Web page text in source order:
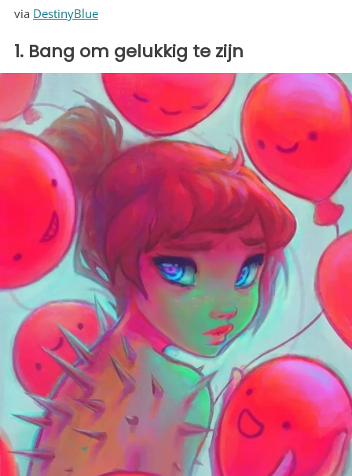
via DestinyBlue
1. Bang om gelukkig te zijn